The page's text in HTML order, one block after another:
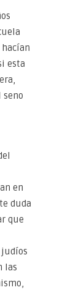
esta
seno
en
duda
que
las